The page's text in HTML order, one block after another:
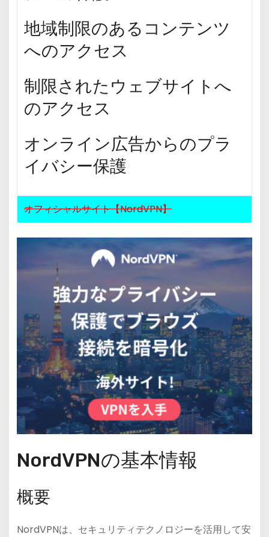
地域制限のあるコンテンツ
へのアクセス
制限されたウェブサイトへ
のアクセス
オンライン広告からのプラ
イバシー保護
オフィシャルサイト【NordVPN】
NordVPNの基本情報
概要
NordVPNは、セキュリティテクノロジーを活用して安